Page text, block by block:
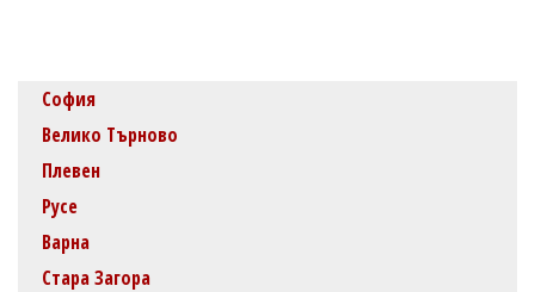
София
Велико Търново
Плевен
Русе
Варна
Стара Загора